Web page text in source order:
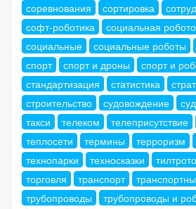
соревнования
сортировка
софт-роботика
социальная
социальные
социальные роботы
спорт
спорт и дроны спорт и
стандартизация
статистика
строительство
судовождение
такси
телеком телеприсутствие
теплосети
термины терроризм
технопарки
техносказки
торговля
транспорт
трубопроводы
трубопроводы и